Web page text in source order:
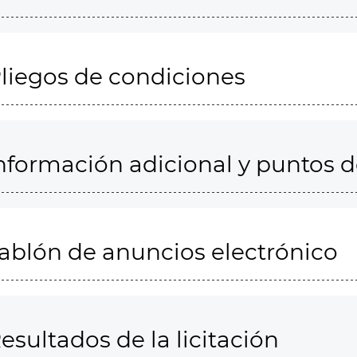
de condiciones
adicional y puntos
de anuncios electrónico
de la licitación